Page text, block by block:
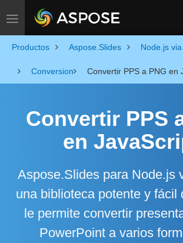
Toggle navigation
Productos Aspose.Slides Node.js
Conversion Convertir PPS a PNG en
Convertir PPS
en
Aspose.Slides para Node.js
una biblioteca potente y fácil
le permite convertir
PowerPoint a varios